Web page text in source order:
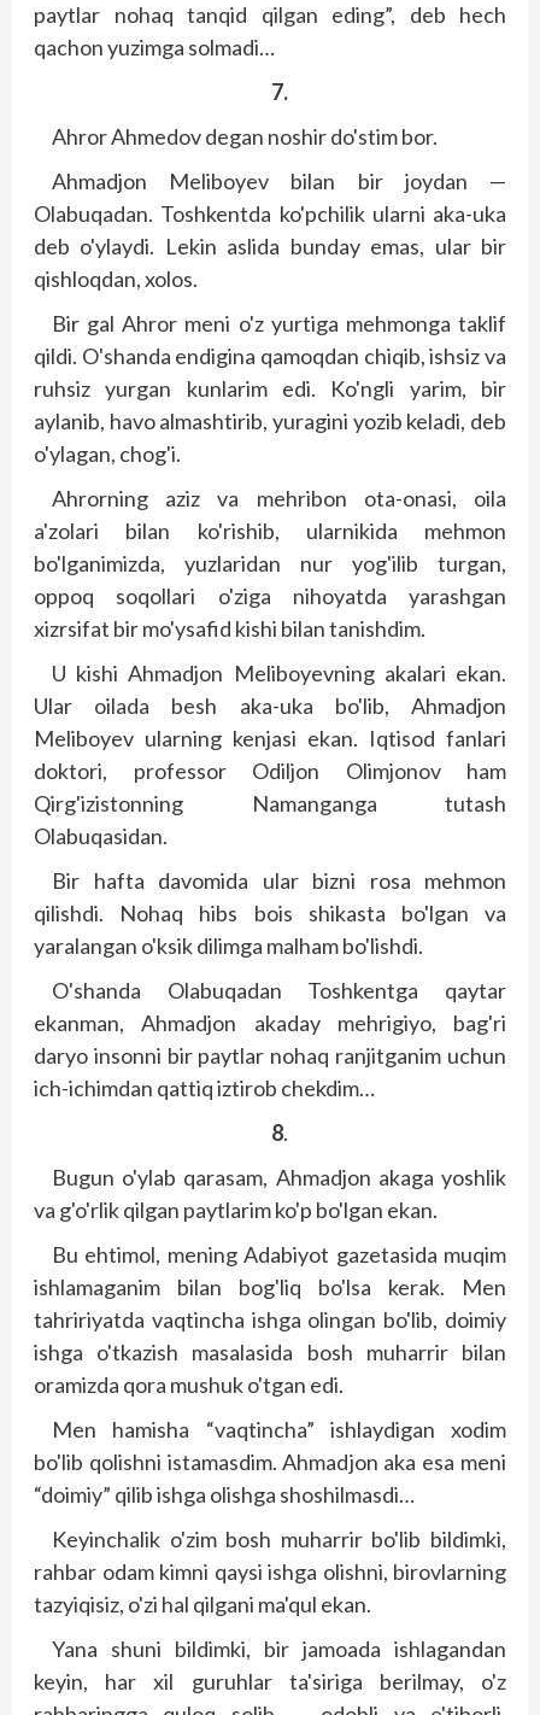
paytlar nohaq tanqid qilgan eding”, deb hech
qachon yuzimga solmadi…
7.
Ahror Ahmedov degan noshir do'stim bor.
Ahmadjon Meliboyev bilan bir joydan —
Olabuqadan. Toshkentda ko'pchilik ularni aka-uka
deb o'ylaydi. Lekin aslida bunday emas, ular bir
qishloqdan, xolos.
Bir gal Ahror meni o'z yurtiga mehmonga taklif
qildi. O'shanda endigina qamoqdan chiqib, ishsiz va
ruhsiz yurgan kunlarim edi. Ko'ngli yarim, bir
aylanib, havo almashtirib, yuragini yozib keladi, deb
o'ylagan, chog'i.
Ahrorning aziz va mehribon ota-onasi, oila
a'zolari bilan ko'rishib, ularnikida mehmon
bo'lganimizda, yuzlaridan nur yog'ilib turgan,
oppoq soqollari o'ziga nihoyatda yarashgan
xizrsifat bir mo'ysafid kishi bilan tanishdim.
U kishi Ahmadjon Meliboyevning akalari ekan.
Ular oilada besh aka-uka bo'lib, Ahmadjon
Meliboyev ularning kenjasi ekan. Iqtisod fanlari
doktori, professor Odiljon Olimjonov ham
Qirg'izistonning Namanganga tutash
Olabuqasidan.
Bir hafta davomida ular bizni rosa mehmon
qilishdi. Nohaq hibs bois shikasta bo'lgan va
yaralangan o'ksik dilimga malham bo'lishdi.
O'shanda Olabuqadan Toshkentga qaytar
ekanman, Ahmadjon akaday mehrigiyo, bag'ri
daryo insonni bir paytlar nohaq ranjitganim uchun
ich-ichimdan qattiq iztirob chekdim…
8.
Bugun o'ylab qarasam, Ahmadjon akaga yoshlik
va g'o'rlik qilgan paytlarim ko'p bo'lgan ekan.
Bu ehtimol, mening Adabiyot gazetasida muqim
ishlamaganim bilan bog'liq bo'lsa kerak. Men
tahririyatda vaqtincha ishga olingan bo'lib, doimiy
ishga o'tkazish masalasida bosh muharrir bilan
oramizda qora mushuk o'tgan edi.
Men hamisha “vaqtincha” ishlaydigan xodim
bo'lib qolishni istamasdim. Ahmadjon aka esa meni
“doimiy” qilib ishga olishga shoshilmasdi…
Keyinchalik o'zim bosh muharrir bo'lib bildimki,
rahbar odam kimni qaysi ishga olishni, birovlarning
tazyiqisiz, o'zi hal qilgani ma'qul ekan.
Yana shuni bildimki, bir jamoada ishlagandan
keyin, har xil guruhlar ta'siriga berilmay, o'z